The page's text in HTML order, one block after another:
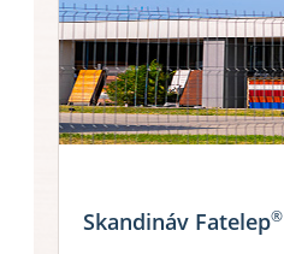
Skandináv Fatelep®